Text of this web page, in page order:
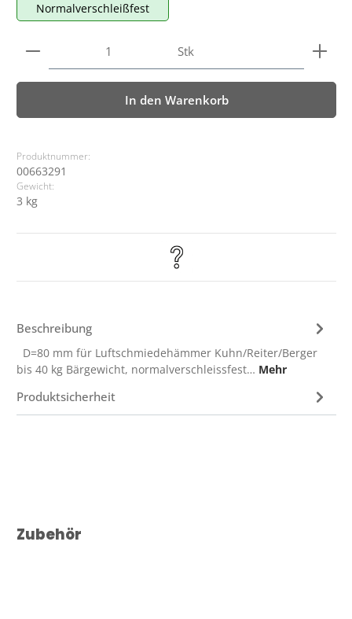
Normalverschleißfest
Produkt Anzahl: Gib den gewünschten Wert ein
Stk
In den Warenkorb
Produktnummer:
00663291
Gewicht:
3 kg
Beschreibung
D=80 mm für Luftschmiedehämmer Kuhn/Reiter/Berger
bis 40 kg Bärgewicht, normalverschleissfest… Mehr
Produktsicherheit
Produktgalerie überspringen
Zubehör